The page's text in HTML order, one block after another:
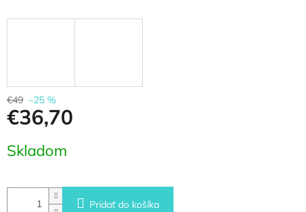
€49 –25 %
€36,70
cena:
Skladom
Pridať do košíka